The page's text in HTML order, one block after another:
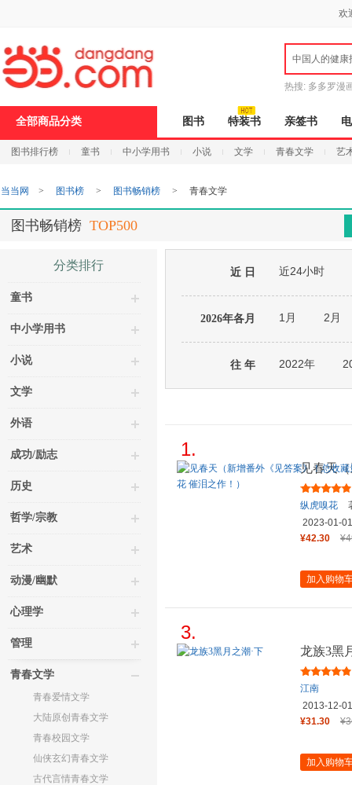
欢
中国人的健康
热搜: 多多罗漫
全部商品分类 图书 特装书 亲签书
图书排行榜 童书 中小学用书 小说 文学 青春文学 艺
当当网 > 图书榜 > 图书畅销榜 > 青春文学
图书畅销榜 TOP500
分类排行
童书
中小学用书
小说
文学
外语
成功/励志
历史
哲学/宗教
艺术
动漫/幽默
心理学
管理
青春文学
青春爱情文学
大陆原创青春文学
青春校园文学
仙侠玄幻青春文学
古代言情青春文学
近 日 近24小时
2026年各月 1月 2月
往 年 2022年
1.
见春天
超35万
纵虎嗅花
2023-01-01
¥42.30
加入购物
3.
龙族3黑
江南
2013-12-01
¥31.30
加入购物
打
开
无
障
页
加